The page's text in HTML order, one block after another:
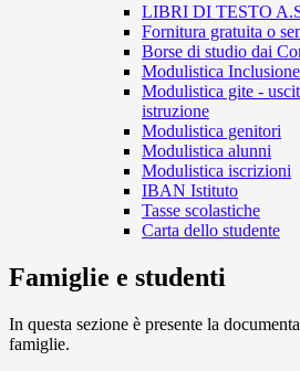
LIBRI DI TESTO
Fornitura gratuita o
Borse di studio dai
Modulistica Inclusione
Modulistica gite -
istruzione
Modulistica genitori
Modulistica alunni
Modulistica iscrizioni
IBAN Istituto
Tasse scolastiche
Carta dello studente
Famiglie e studenti
In questa sezione è presente la
famiglie.